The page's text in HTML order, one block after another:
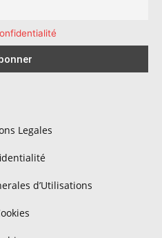
Legales
d’Utilisations